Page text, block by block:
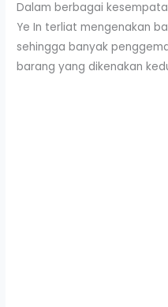
Dalam berbagai
Ye In terliat mengenakan
sehingga banyak
barang yang dikenakan